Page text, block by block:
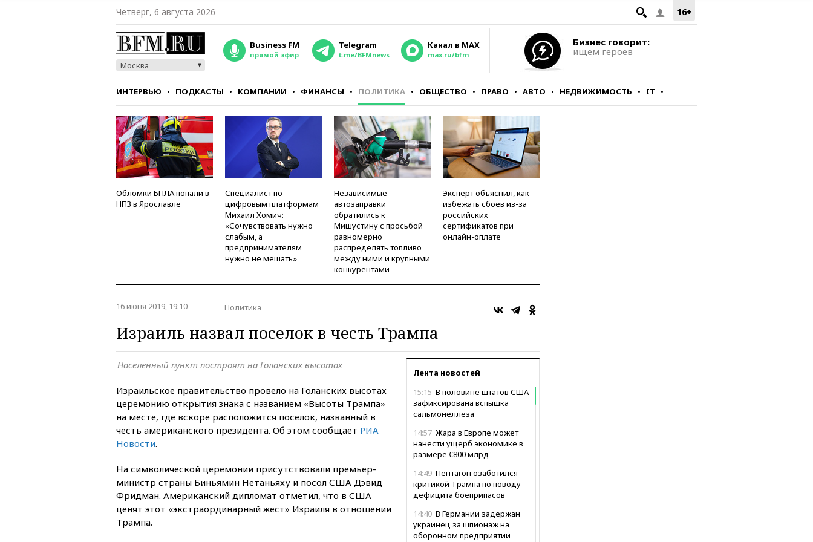
16+
Четверг, 6 августа 2026
Москва
Business FM
прямой эфир
Telegram
t.me/BFMnews
Канал в MAX
max.ru/bfm
Бизнес говорит:
ищем героев
ИНТЕРВЬЮ ПОДКАСТЫ КОМПАНИИ ФИНАНСЫ ПОЛИТИКА ОБЩЕСТВО ПРАВО АВТО НЕДВИЖИМОСТЬ IT
СТИЛЬ ТЕСТЫ
Обломки БПЛА попали в
НПЗ в Ярославле
Специалист по
цифровым платформам
Михаил Хомич:
«Сочувствовать нужно
слабым, а
предпринимателям
нужно не мешать»
Независимые
автозаправки
обратились к
Мишустину с просьбой
равномерно
распределять топливо
между ними и крупными
конкурентами
Эксперт объяснил, как
избежать сбоев из-за
российских
сертификатов при
онлайн-оплате
16 июня 2019, 19:10 Политика
Израиль назвал поселок в честь Трампа
Лента новостей
15:15 В половине штатов США
зафиксирована вспышка
сальмонеллеза
14:57 Жара в Европе может
нанести ущерб экономике в
размере €800 млрд
14:49 Пентагон озаботился
критикой Трампа по поводу
дефицита боеприпасов
14:40 В Германии задержан
украинец за шпионаж на
оборонном предприятии
Населенный пункт построят на Голанских высотах
Израильское правительство провело на Голанских высотах
церемонию открытия знака с названием «Высоты Трампа»
на месте, где вскоре расположится поселок, названный в
честь американского президента. Об этом сообщает РИА
Новости.
На символической церемонии присутствовали премьер-
министр страны Биньямин Нетаньяху и посол США Дэвид
Фридман. Американский дипломат отметил, что в США
ценят этот «экстраординарный жест» Израиля в отношении
Трампа.